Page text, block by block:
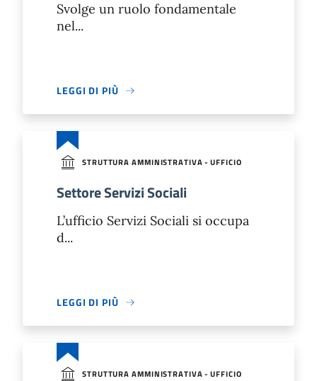
Svolge un ruolo fondamentale
nel...
LEGGI DI PIÙ
STRUTTURA AMMINISTRATIVA - UFFICIO
Settore Servizi Sociali
L’ufficio Servizi Sociali si occupa
d...
LEGGI DI PIÙ
STRUTTURA AMMINISTRATIVA - UFFICIO